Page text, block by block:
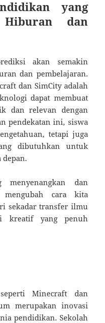
yang
Hiburan dan
akan semakin
dan pembelajaran.
dan SimCity adalah
dapat membuat
dan relevan dengan
pendekatan ini, siswa
tetapi juga
dibutuhkan untuk
depan.
menyenangkan dan
cara kita
sekadar transfer ilmu
kreatif yang penuh
Minecraft dan
merupakan inovasi
pendidikan. Sekolah